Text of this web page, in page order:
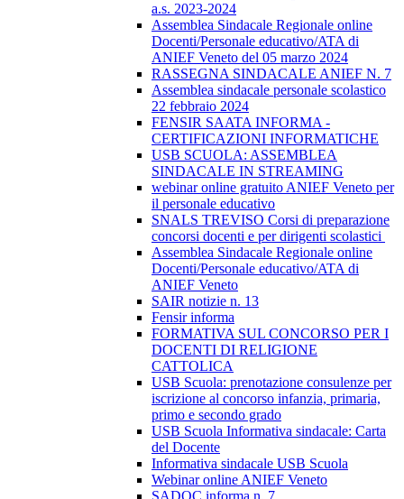
a.s. 2023-2024
Assemblea Sindacale Regionale online
Docenti/Personale educativo/ATA di
ANIEF Veneto del 05 marzo 2024
RASSEGNA SINDACALE ANIEF N. 7
Assemblea sindacale personale scolastico
22 febbraio 2024
FENSIR SAATA INFORMA -
CERTIFICAZIONI INFORMATICHE
USB SCUOLA: ASSEMBLEA
SINDACALE IN STREAMING
webinar online gratuito ANIEF Veneto per
il personale educativo
SNALS TREVISO Corsi di preparazione
concorsi docenti e per dirigenti scolastici
Assemblea Sindacale Regionale online
Docenti/Personale educativo/ATA di
ANIEF Veneto
SAIR notizie n. 13
Fensir informa
FORMATIVA SUL CONCORSO PER I
DOCENTI DI RELIGIONE
CATTOLICA
USB Scuola: prenotazione consulenze per
iscrizione al concorso infanzia, primaria,
primo e secondo grado
USB Scuola Informativa sindacale: Carta
del Docente
Informativa sindacale USB Scuola
Webinar online ANIEF Veneto